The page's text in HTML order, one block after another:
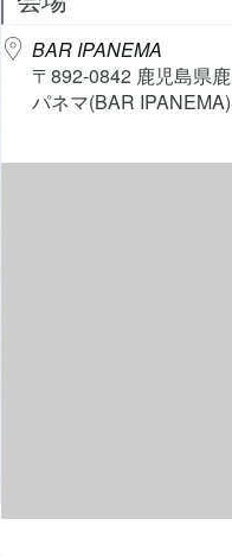
BAR IPANEMA
〒892-0842 鹿児島県
パネマ(BAR IPANEMA)